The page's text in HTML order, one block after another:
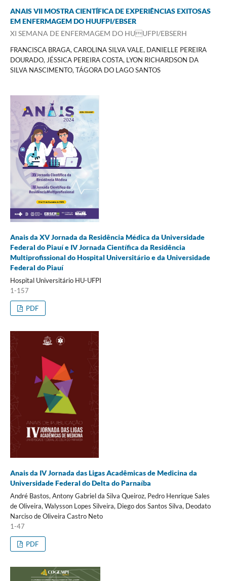
ANAIS VII MOSTRA CIENTÍFICA DE EXPERIÊNCIAS EXITOSAS
EM ENFERMAGEM DO HUUFPI/EBSER
XI SEMANA DE ENFERMAGEM DO HUUFPI/EBSERH
FRANCISCA BRAGA, CAROLINA SILVA VALE, DANIELLE PEREIRA
DOURADO, JÉSSICA PEREIRA COSTA, LYON RICHARDSON DA
SILVA NASCIMENTO, TÁGORA DO LAGO SANTOS
Anais da XV Jornada da Residência Médica da Universidade
Federal do Piauí e IV Jornada Científica da Residência
Multiprofissional do Hospital Universitário e da Universidade
Federal do Piauí
Hospital Universitário HU-UFPI
1-157
PDF
Anais da IV Jornada das Ligas Acadêmicas de Medicina da
Universidade Federal do Delta do Parnaíba
André Bastos, Antony Gabriel da Silva Queiroz, Pedro Henrique Sales
de Oliveira, Walysson Lopes Silveira, Diego dos Santos Silva, Deodato
Narciso de Oliveira Castro Neto
1-47
PDF